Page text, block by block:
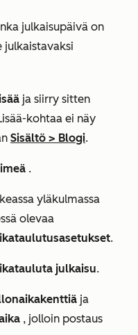
julkaisupäivä on
julkaistavaksi
ja siirry sitten
-kohtaa ei näy
Sisältö > Blogi.
.
yläkulmassa
olevaa
.
julkaisu.
ja
, jolloin postaus